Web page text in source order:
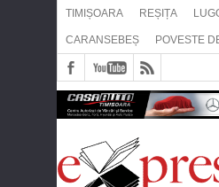
TIMIȘOARA REȘIȚA
CARANSEBEȘ POVESTE